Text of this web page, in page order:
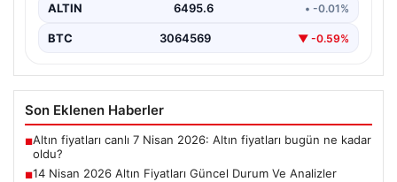
ALTIN 6495.6 • -0.01%
BTC 3064569 ▼ -0.59%
Son Eklenen Haberler
■Altın fiyatları canlı 7 Nisan 2026: Altın fiyatları bugün ne kadar
oldu?
■14 Nisan 2026 Altın Fiyatları Güncel Durum Ve Analizler